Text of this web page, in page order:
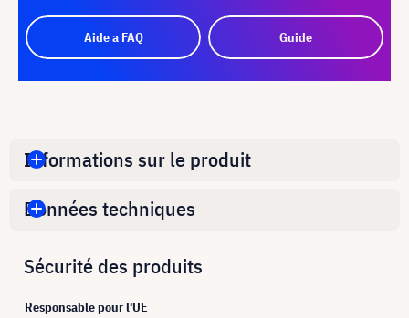
Aide a FAQ Guide
Informations sur le produit
Données techniques
Sécurité des produits
Responsable pour l'UE